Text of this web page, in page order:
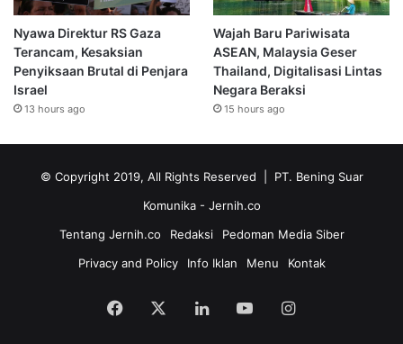
Nyawa Direktur RS Gaza
Terancam, Kesaksian
Penyiksaan Brutal di Penjara
Israel
13 hours ago
Wajah Baru Pariwisata
ASEAN, Malaysia Geser
Thailand, Digitalisasi Lintas
Negara Beraksi
15 hours ago
© Copyright 2019, All Rights Reserved | PT. Bening Suar
Komunika - Jernih.co
Tentang Jernih.co
Redaksi
Pedoman Media Siber
Privacy and Policy
Info Iklan Menu Kontak
Facebook LinkedInYouTubeInstagram